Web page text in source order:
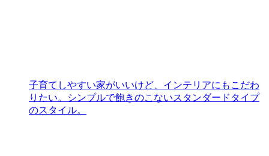
子育てしやすい家がいいけど、インテリアにもこだわ
りたい。シンプルで飽きのこないスタンダードタイプ
のスタイル。